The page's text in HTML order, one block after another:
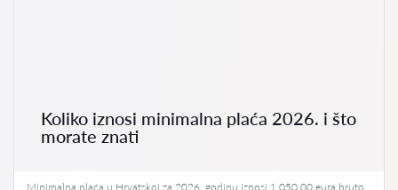
Koliko iznosi minimalna plaća 2026. i što
morate znati
Minimalna plaća u Hrvatskoj za 2026. godinu iznosi 1.050,00 eura bruto